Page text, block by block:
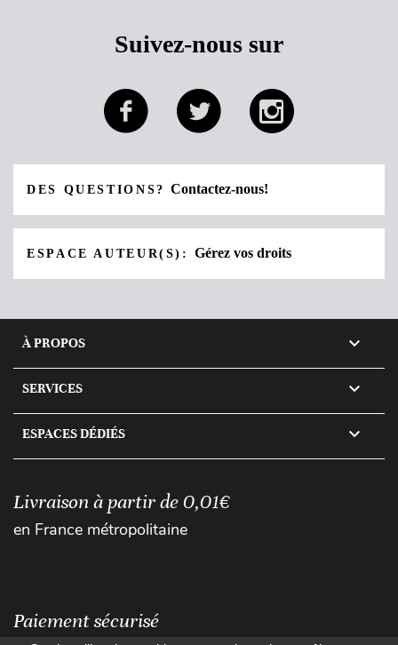
Suivez-nous sur
DES QUESTIONS?Contactez-nous!
ESPACE AUTEUR(S):Gérez vos droits
À PROPOS 
SERVICES 
ESPACES DÉDIÉS 
Livraison à partir de 0,01€
en France métropolitaine
Paiement sécurisé